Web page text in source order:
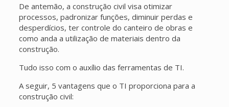
De antemão, a construção civil visa otimizar
processos, padronizar funções, diminuir perdas e
desperdícios, ter controle do canteiro de obras e
como anda a utilização de materiais dentro da
construção.
Tudo isso com o auxílio das ferramentas de TI.
A seguir, 5 vantagens que o TI proporciona para a
construção civil: